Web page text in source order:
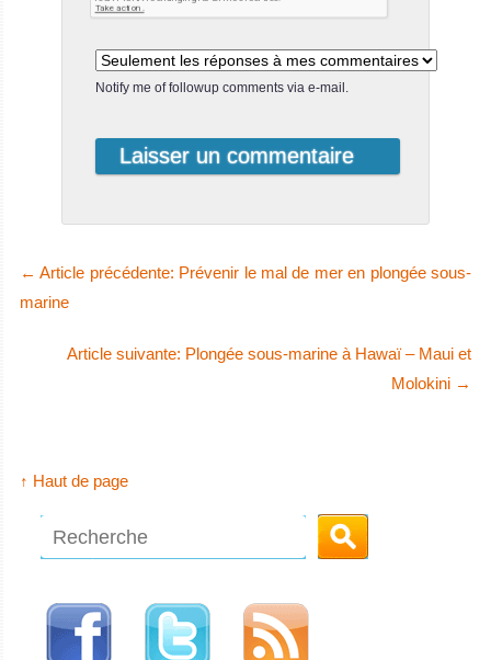
Notify me of followup comments via e-mail.
← Article précédente: Prévenir le mal de mer en plongée sous-
marine
Article suivante: Plongée sous-marine à Hawaï – Maui et
Molokini →
↑ Haut de page